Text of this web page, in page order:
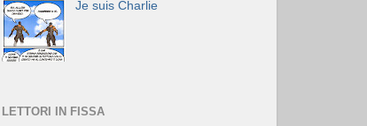
Je suis Charlie
LETTORI IN FISSA